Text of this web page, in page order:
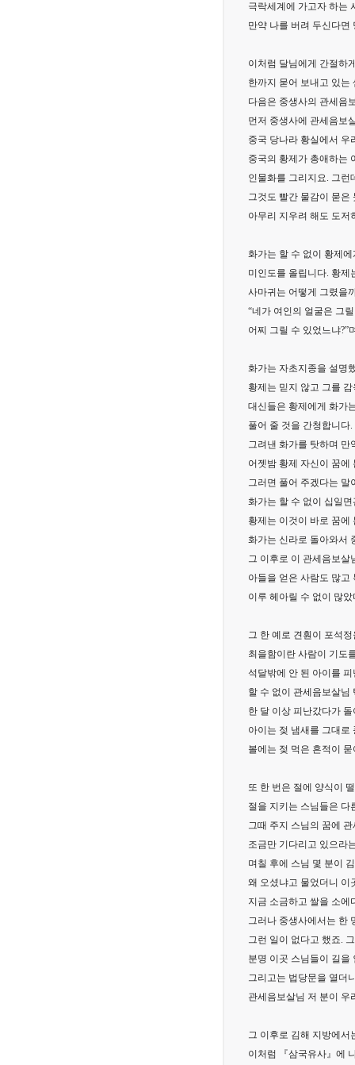
극락세계에 가고자 하는
만약 나를 버려 두신다면
이처럼 달님에게 간절하
한까지 묻어 보내고 있는
다음은 중생사의 관세음
먼저 중생사에 관세음보
중국 당나라 황실에서 우
중국의 황제가 총애하는
인물화를 그리지요. 그런
그것도 빨간 물감이 묻은
아무리 지우려 해도 도저
화가는 할 수 없이 황제
미인도를 올립니다. 황제
사마귀는 어떻게 그렸을
“네가 여인의 얼굴은 그
어찌 그릴 수 있었느냐?”
화가는 자초지종을 설명
황제는 믿지 않고 그를
대신들은 황제에게 화가
풀어 줄 것을 간청합니다
그려낸 화가를 탓하며 만
어젯밤 황제 자신이 꿈에
그러면 풀어 주겠다는 말
화가는 할 수 없이 십일
황제는 이것이 바로 꿈에
화가는 신라로 돌아와서
그 이후로 이 관세음보살
아들을 얻은 사람도 많고
이루 헤아릴 수 없이 많
그 한 예로 견훤이 포석
최을함이란 사람이 기도
석달밖에 안 된 아이를
할 수 없이 관세음보살님
한 달 이상 피난갔다가
아이는 젖 냄새를 그대로
볼에는 젖 먹은 흔적이
또 한 번은 절에 양식이
절을 지키는 스님들은 다
그때 주지 스님의 꿈에
조금만 기다리고 있으라
며칠 후에 스님 몇 분이
왜 오셨냐고 물었더니 이
지금 소금하고 쌀을 소에
그러나 중생사에서는 한
그런 일이 없다고 했죠.
분명 이곳 스님들이 길을
그리고는 법당문을 열더
관세음보살님 저 분이 우
그 이후로 김해 지방에서
이처럼 『삼국유사』에